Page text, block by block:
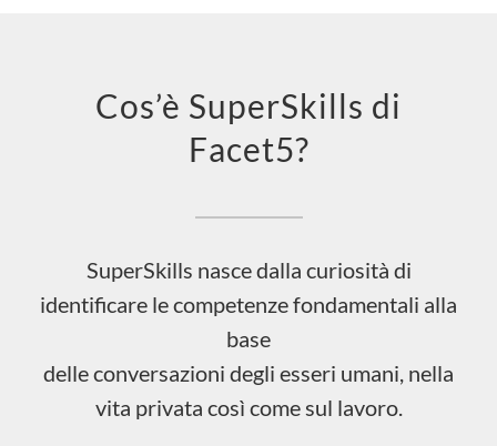
Cos’è SuperSkills di
Facet5?
SuperSkills nasce dalla curiosità di
identificare le competenze fondamentali alla
base
delle conversazioni degli esseri umani, nella
vita privata così come sul lavoro.